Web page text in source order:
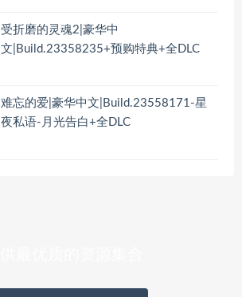
受折磨的灵魂2|豪华中
文|Build.23358235+预购特典+全DLC
难忘的爱|豪华中文|Build.23558171-星
夜私语-月光告白+全DLC